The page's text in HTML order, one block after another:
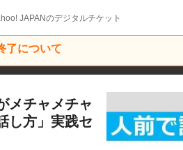
JAPANのデジタルチケット
了について
メチャメチャ
し方」実践セ